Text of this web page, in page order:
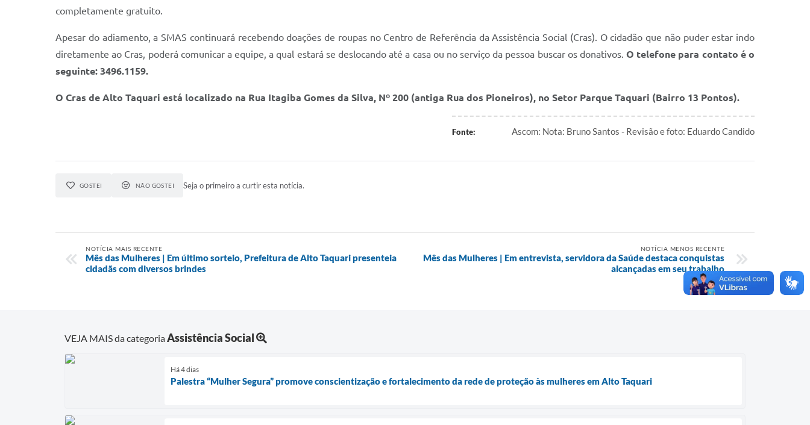
completamente gratuito.
Apesar do adiamento, a SMAS continuará recebendo doações de roupas no Centro de Referência da Assistência Social (Cras). O cidadão que não puder estar indo
diretamente ao Cras, poderá comunicar a equipe, a qual estará se deslocando até a casa ou no serviço da pessoa buscar os donativos.O telefone para contato é o
seguinte: 3496.1159.
O Cras de Alto Taquari está localizado na Rua Itagiba Gomes da Silva, Nº 200 (antiga Rua dos Pioneiros), no Setor Parque Taquari (Bairro 13 Pontos).
Fonte: Ascom: Nota: Bruno Santos - Revisão e foto: Eduardo Candido
GOSTEI NÃO GOSTEI Seja o primeiro a curtir esta notícia.
NOTÍCIA MAIS RECENTE
Mês das Mulheres | Em último sorteio, Prefeitura de Alto Taquari presenteia
cidadãs com diversos brindes
NOTÍCIA MENOS RECENTE
Mês das Mulheres | Em entrevista, servidora da Saúde destaca conquistas
alcançadas em seu trabalho
VEJA MAIS da categoriaAssistência Social
Há 4 dias
Palestra “Mulher Segura” promove conscientização e fortalecimento da rede de proteção às mulheres em Alto Taquari